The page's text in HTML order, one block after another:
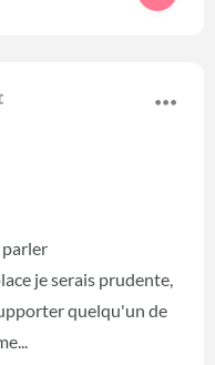
parler
je serais prudente,
quelqu'un de